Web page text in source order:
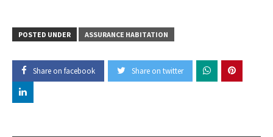
POSTED UNDER ASSURANCE HABITATION
Share on facebook Share on twitter